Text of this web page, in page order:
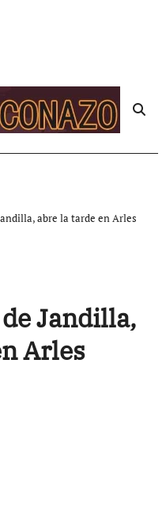
abre la tarde en Arles
Jandilla,
Arles